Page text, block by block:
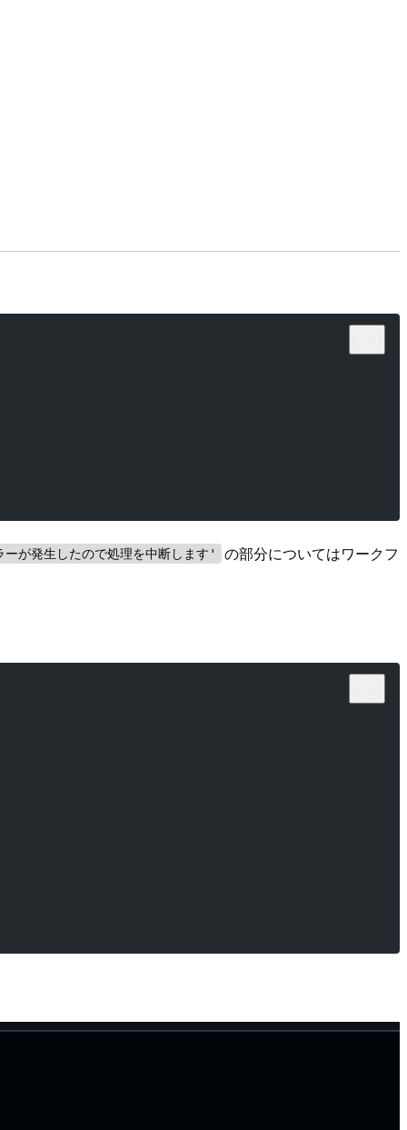
発生したので処理を中断します'
の部分についてはワークフ